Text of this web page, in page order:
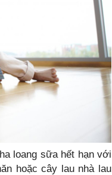
loang sữa hết hạn với
hoặc cây lau nhà lau